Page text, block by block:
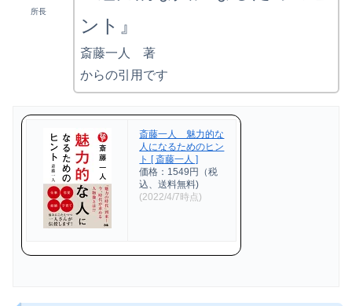
所長
ント』
斎藤一人 著
からの引用です
斎藤一人 魅力的な
人になるためのヒン
ト [ 斎藤一人 ]
価格：1549円（税
込、送料無料)
(2022/4/7時点)